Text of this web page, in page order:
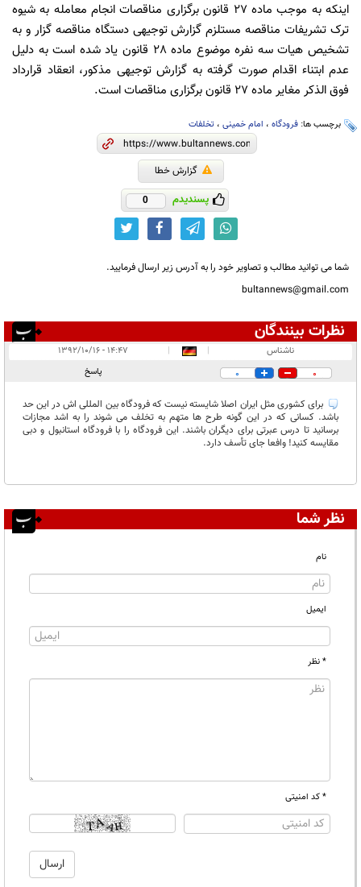
اینکه به موجب ماده 27 قانون برگزاری مناقصات انجام معامله به شیوه
ترک تشریفات مناقصه مستلزم گزارش توجیهی دستگاه مناقصه گزار و به
تشخیص هیات سه نفره موضوع ماده 28 قانون یاد شده است به دلیل
عدم ابتناء اقدام صورت گرفته به گزارش توجیهی مذکور، انعقاد قرارداد
فوق الذکر مغایر ماده 27 قانون برگزاری مناقصات است.
برچسب ها: فرودگاه ، امام خمینی ، تخلفات
گزارش خطا
پسندیدم 0
شما می توانید مطالب و تصاویر خود را به آدرس زیر ارسال فرمایید.
bultannews@gmail.com
نظرات بینندگان
در انتظار بررسی:۱
ناشناس |
|
۱۴:۴۷ - ۱۳۹۲/۱۰/۱۶
0
0 پاسخ
برای کشوری مثل ایران اصلا شایسته نیست که فرودگاه بین المللی اش در این حد
باشد. کسانی که در این گونه طرح ها متهم به تخلف می شوند را به اشد مجازات
برسانید تا درس عبرتی برای دیگران باشند. این فرودگاه را با فرودگاه استانبول و دبی
مقایسه کنید! وافعا جای تأسف دارد.
نظر شما
نام
ایمیل
* نظر
* کد امنیتی